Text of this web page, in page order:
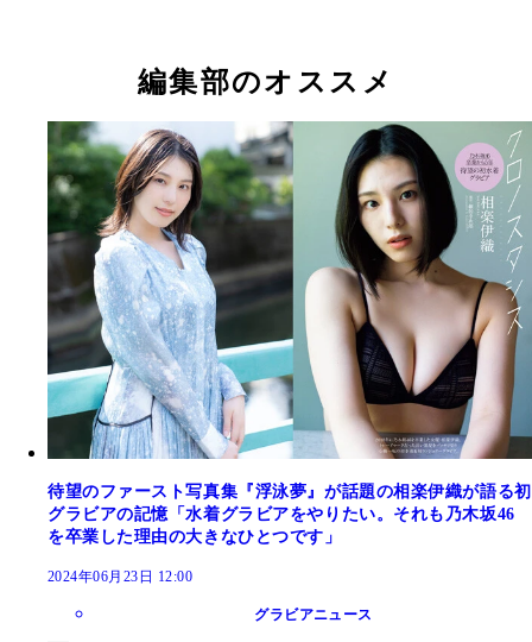
に美しく、可憐に、時にセクシーに。これまでと
た、新しい相楽伊織がたっぷり詰まった一冊にな
ます。
『クロノスタシス』 撮影／細居幸次郎 価格／1100
込） 乃木坂46卒業から５年。週プレで撮り下ろし
着グラビアを収めた一冊。豊かな自然と優しい光
れて笑顔を浮かべ、しなやかにポーズをキメる。
張した面持ちから新しい一歩を踏み出した彼女の
キワクワクな気持ちが伝わってきます。初ランジ
カットも見どころです。
編集部のオススメ
待望のファースト写真集『浮泳夢』が話題の相楽伊織が語る初
グラビアの記憶「水着グラビアをやりたい。それも乃木坂46
を卒業した理由の大きなひとつです」
2024年06月23日 12:00
グラビアニュース